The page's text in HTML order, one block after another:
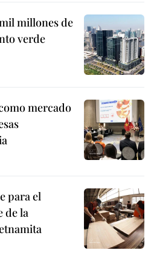
millones de
verde
mercado
para el
de la